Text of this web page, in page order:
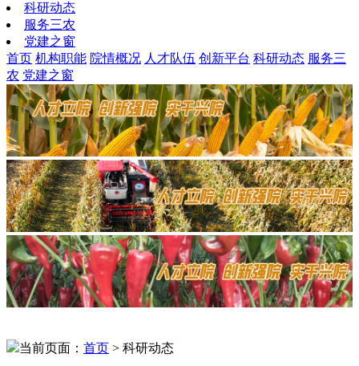
科研动态
服务三农
党建之窗
首页 机构职能 院情概况 人才队伍 创新平台 科研动态 服务三
农 党建之窗
当前页面： 首页 > 科研动态